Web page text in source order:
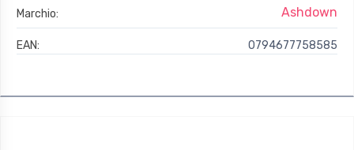
Marchio: Ashdown
EAN: 0794677758585